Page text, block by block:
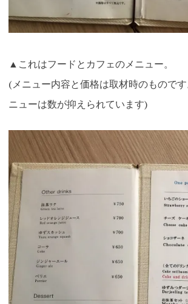
▲これはフードとカフェのメニュー。
(メニュー内容と価格は取材時のもので
ニューは数が抑えられています)